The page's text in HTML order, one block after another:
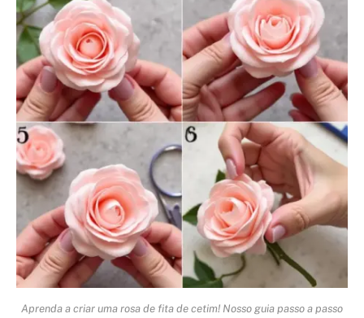
Aprenda a criar uma rosa de fita de cetim! Nosso guia passo a passo